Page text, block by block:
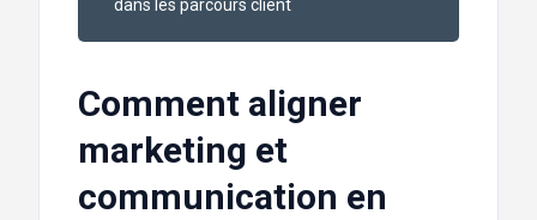
dans les parcours client
Comment aligner
marketing et
communication en